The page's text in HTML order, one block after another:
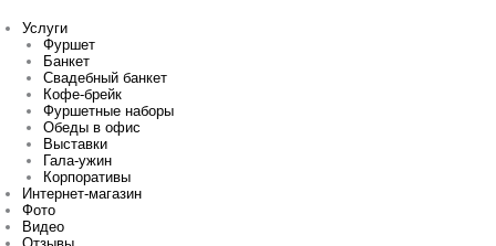
Услуги
Фуршет
Банкет
Свадебный банкет
Кофе-брейк
Фуршетные наборы
Обеды в офис
Выставки
Гала-ужин
Корпоративы
Интернет-магазин
Фото
Видео